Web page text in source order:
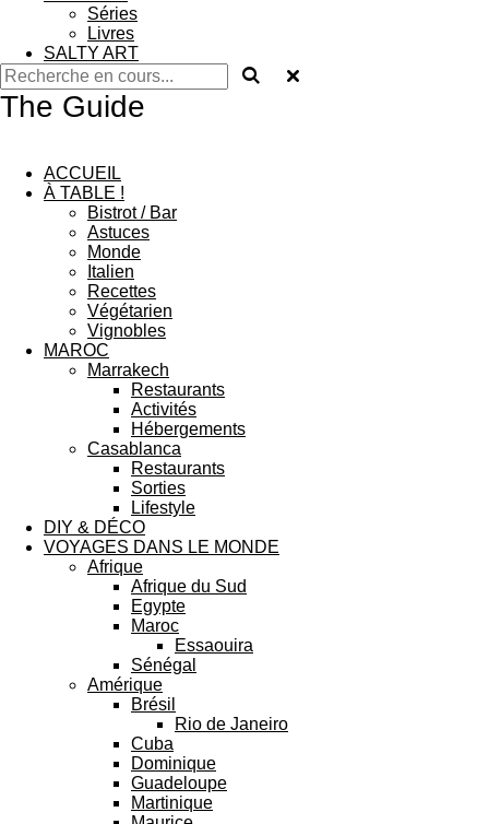
Séries
Livres
SALTY ART
The Guide
ACCUEIL
À TABLE !
Bistrot / Bar
Astuces
Monde
Italien
Recettes
Végétarien
Vignobles
MAROC
Marrakech
Restaurants
Activités
Hébergements
Casablanca
Restaurants
Sorties
Lifestyle
DIY & DÉCO
VOYAGES DANS LE MONDE
Afrique
Afrique du Sud
Egypte
Maroc
Essaouira
Sénégal
Amérique
Brésil
Rio de Janeiro
Cuba
Dominique
Guadeloupe
Martinique